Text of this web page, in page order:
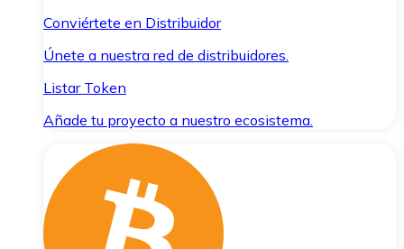
Conviértete en Distribuidor
Únete a nuestra red de distribuidores.
Listar Token
Añade tu proyecto a nuestro ecosistema.